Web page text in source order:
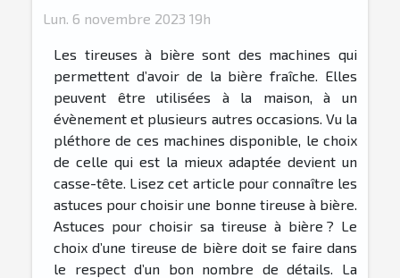
Lun. 6 novembre 2023 19h
Les tireuses à bière sont des machines qui
permettent d’avoir de la bière fraîche. Elles
peuvent être utilisées à la maison, à un
évènement et plusieurs autres occasions. Vu la
pléthore de ces machines disponible, le choix
de celle qui est la mieux adaptée devient un
casse-tête. Lisez cet article pour connaître les
astuces pour choisir une bonne tireuse à bière.
Astuces pour choisir sa tireuse à bière ? Le
choix d’une tireuse de bière doit se faire dans
le respect d’un bon nombre de détails. La